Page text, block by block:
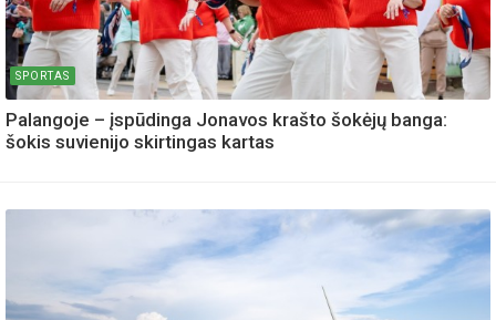
SPORTAS
Palangoje – įspūdinga Jonavos krašto šokėjų banga:
šokis suvienijo skirtingas kartas